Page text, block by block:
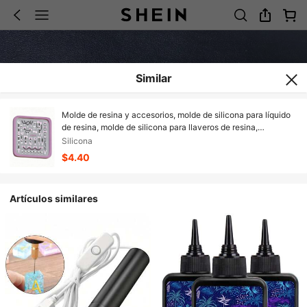
Similar
Molde de resina y accesorios, molde de silicona para líquido
de resina, molde de silicona para llaveros de resina,
accesorios de molde de resina
Silicona
$4.40
Artículos similares